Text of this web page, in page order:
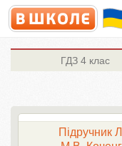
ГДЗ 4 клас
Підручник